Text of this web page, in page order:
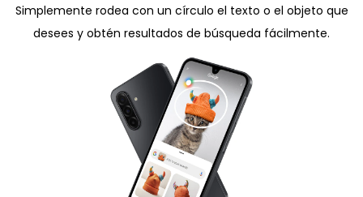
Simplemente rodea con un círculo el texto o el objeto que
desees y obtén resultados de búsqueda fácilmente.